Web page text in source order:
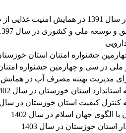
تشخیص مصلحت نظام
جشنواره امتنان استان خوزستان
جشنواره امتنان در سال 1402 از سوی ریاست محترم
مدیریت بهینه مصرف آب در همایش
استان خوزستان در سال 1402
کیفیت استان خوزستان در سال 1402
الگوی جهان اسلام در سال 1402
استان خوزستان در سال 1403